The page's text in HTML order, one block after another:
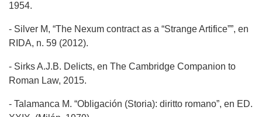
1954.
- Silver M, “The Nexum contract as a “Strange Artifice””, en
RIDA, n. 59 (2012).
- Sirks A.J.B. Delicts, en The Cambridge Companion to
Roman Law, 2015.
- Talamanca M. “Obligación (Storia): diritto romano”, en ED.